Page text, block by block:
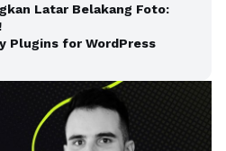
Latar Belakang Foto:
Plugins for WordPress